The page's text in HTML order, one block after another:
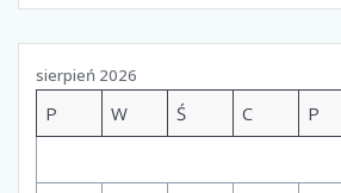
wpisach
sierpień 2026
P W Ś C P